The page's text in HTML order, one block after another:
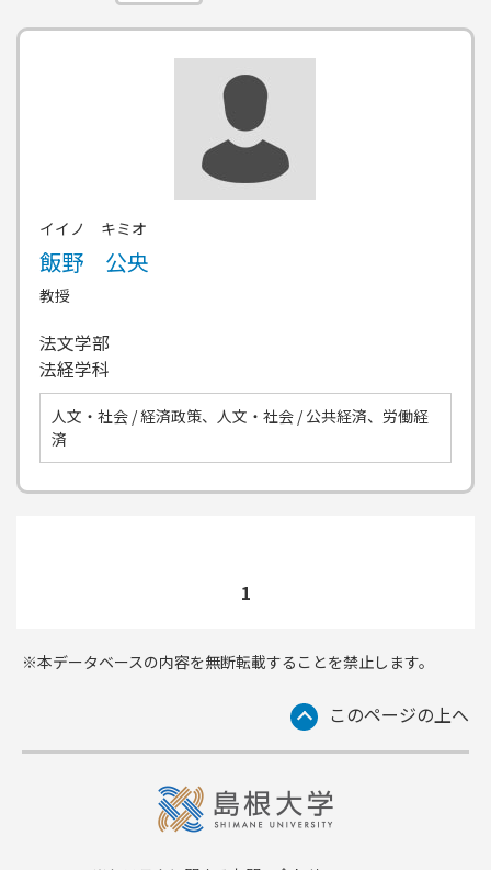
イイノ キミオ
飯野 公央
教授
法文学部
法経学科
人文・社会 / 経済政策、人文・社会 / 公共経済、労働経
済
1
※本データベースの内容を無断転載することを禁止します。
このページの上へ